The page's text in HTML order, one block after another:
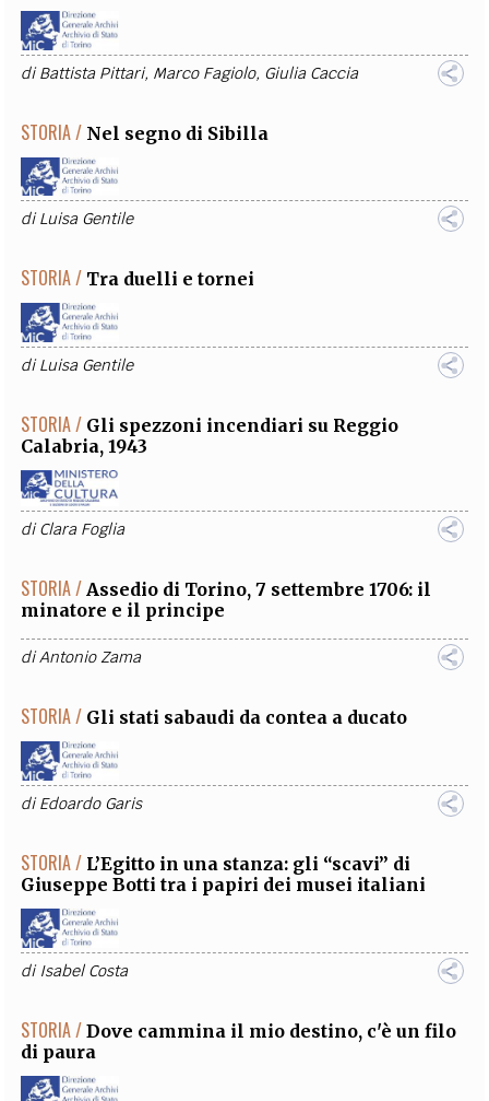
diBattista Pittari, Marco Fagiolo, Giulia Caccia
STORIA / Nel segno di Sibilla
diLuisa Gentile
STORIA / Tra duelli e tornei
diLuisa Gentile
STORIA / Gli spezzoni incendiari su Reggio
Calabria, 1943
diClara Foglia
STORIA / Assedio di Torino, 7 settembre 1706: il
minatore e il principe
diAntonio Zama
STORIA / Gli stati sabaudi da contea a ducato
diEdoardo Garis
STORIA / L’Egitto in una stanza: gli “scavi” di
Giuseppe Botti tra i papiri dei musei italiani
di Isabel Costa
STORIA / Dove cammina il mio destino, c'è un filo
di paura